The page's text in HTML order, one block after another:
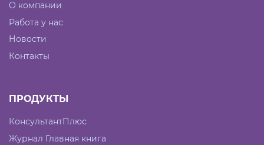
О компании
Работа у нас
Новости
Контакты
ПРОДУКТЫ
КонсультантПлюс
Журнал Главная книга